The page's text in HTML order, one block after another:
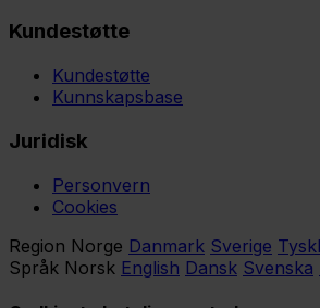
Kundestøtte
Kundestøtte
Kunnskapsbase
Juridisk
Personvern
Cookies
Region Norge Danmark Sverige
Språk Norsk English Dansk Svenska